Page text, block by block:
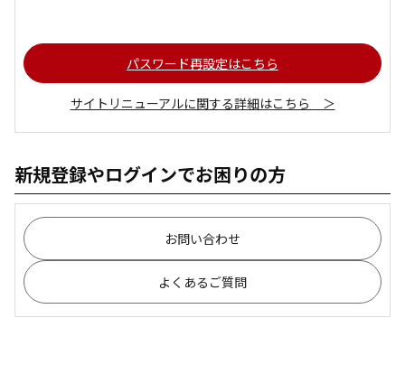
パスワード再設定はこちら
サイトリニューアルに関する詳細はこちら ＞
新規登録やログインでお困りの方
お問い合わせ
よくあるご質問